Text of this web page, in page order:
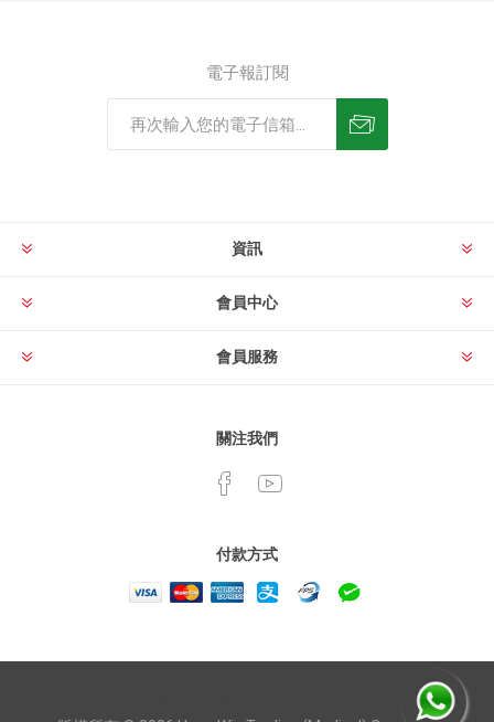
電子報訂閱
資訊
會員中心
會員服務
關注我們
付款方式